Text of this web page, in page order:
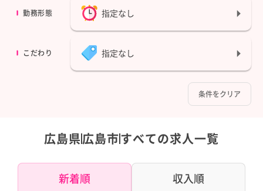
勤務形態 指定なし
こだわり 指定なし
条件をクリア
広島県広島市すべての求人一覧
新着順 収入順